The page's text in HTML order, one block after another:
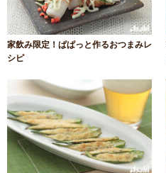
家飲み限定！ぱぱっと作るおつまみレ
シピ